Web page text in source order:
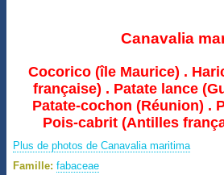
Canavalia
Cocorico (île Maurice) .
française) . Patate lance
Patate-cochon (Réunion) .
Pois-cabrit (Antilles
Plus de photos de Canavalia maritima
Famille: fabaceae